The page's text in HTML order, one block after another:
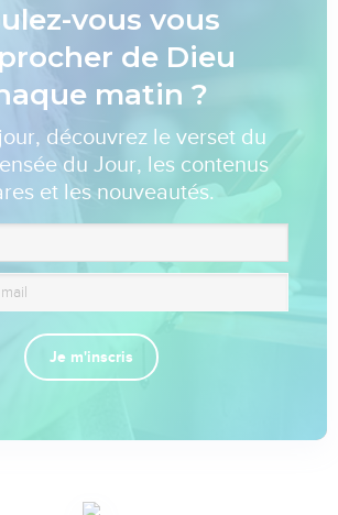
vous vous
de Dieu
matin ?
découvrez le verset du
du Jour, les contenus
et les nouveautés.
Je m'inscris